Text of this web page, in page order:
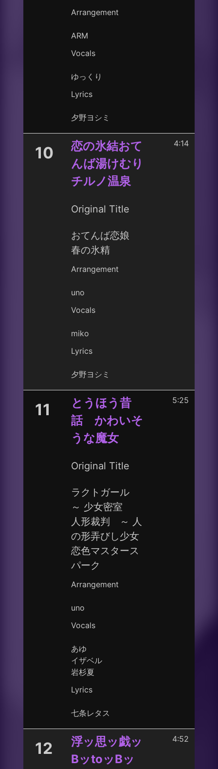
Arrangement
ARM
Vocals
ゆっくり
Lyrics
夕野ヨシミ
10
恋の氷結おて
んば湯けむり
チルノ温泉
Original Title
おてんば恋娘
春の氷精
Arrangement
uno
Vocals
miko
Lyrics
夕野ヨシミ
4:14
11
とうほう昔
話 かわいそ
うな魔女
Original Title
ラクトガール
～ 少女密室
人形裁判 ～ 人
の形弄びし少女
恋色マスタース
パーク
Arrangement
uno
Vocals
あゆ
イザベル
岩杉夏
Lyrics
七条レタス
5:25
12
浮ッ思ッ戯ッ
BッtoッBッ
4:52